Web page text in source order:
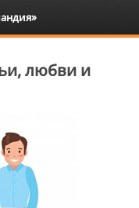
любви и